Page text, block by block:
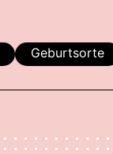
Geburtsorte